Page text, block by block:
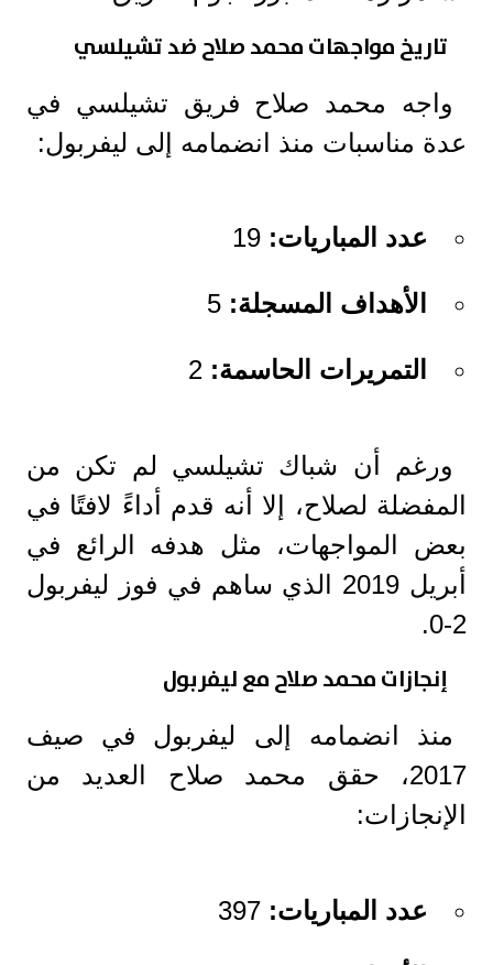
تاريخ مواجهات محمد صلاح ضد تشيلسي
واجه محمد صلاح فريق تشيلسي في
عدة مناسبات منذ انضمامه إلى ليفربول:
عدد المباريات:
الأهداف المسجلة:
التمريرات الحاسمة:
ورغم أن شباك تشيلسي لم تكن من
المفضلة لصلاح، إلا أنه قدم أداءً لافتًا في
بعض المواجهات، مثل هدفه الرائع في
أبريل 2019 الذي ساهم في فوز ليفربول
2-0.
إنجازات محمد صلاح مع ليفربول
منذ انضمامه إلى ليفربول في صيف
2017، حقق محمد صلاح العديد من
الإنجازات:
عدد المباريات: